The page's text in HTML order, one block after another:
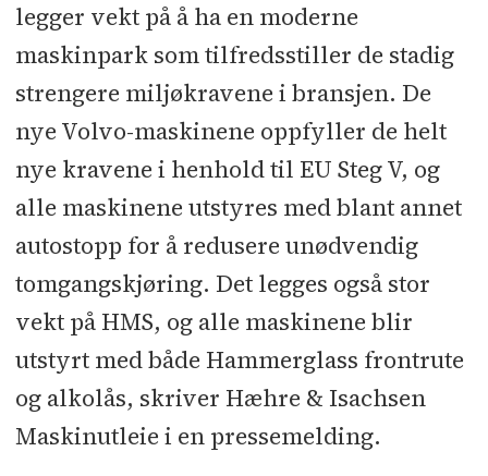
legger vekt på å ha en moderne
maskinpark som tilfredsstiller de stadig
strengere miljøkravene i bransjen. De
nye Volvo-maskinene oppfyller de helt
nye kravene i henhold til EU Steg V, og
alle maskinene utstyres med blant annet
autostopp for å redusere unødvendig
tomgangskjøring. Det legges også stor
vekt på HMS, og alle maskinene blir
utstyrt med både Hammerglass frontrute
og alkolås, skriver Hæhre & Isachsen
Maskinutleie i en pressemelding.